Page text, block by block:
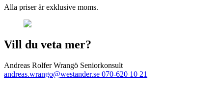
Alla priser är exklusive moms.
Vill du veta mer?
Andreas Rolfer Wrangö Seniorkonsult
andreas.wrango@westander.se 070-620 10 21